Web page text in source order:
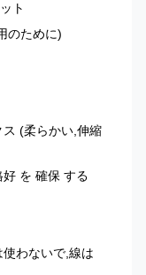
ト
のために)
(柔らかい,伸縮
を 確保 する
わないで,線は